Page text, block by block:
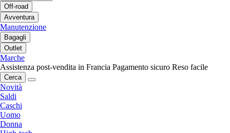
Off-road
Avventura
Manutenzione
Bagagli
Outlet
Marche
Assistenza post-vendita in Francia Pagamento sicuro Reso facile
Cerca
Novità
Saldi
Caschi
Uomo
Donna